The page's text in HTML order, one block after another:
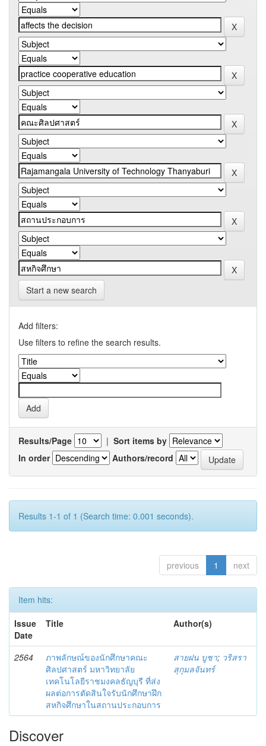
Start a new search
Add filters:
Use filters to refine the search results.
Results/Page | Sort items by
In order
Authors/record
Results 1-1 of 1 (Search time: 0.001 seconds).
previous 1 next
Item hits:
Issue
Date
Title Author(s)
2564
ภาพลักษณ์ของนักศึกษาคณะ
ศิลปศาสตร์ มหาวิทยาลัย
เทคโนโลยีราชมงคลธัญบุรี ที่ส่ง
ผลต่อการตัดสินใจรับนักศึกษาฝึก
สหกิจศึกษาในสถานประกอบการ
สายฝน บูชา; วริสรา
สุกุมลจันทร์
Discover